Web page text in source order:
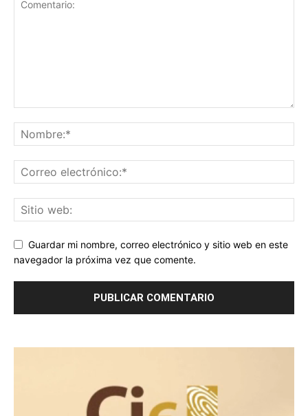
Guardar mi nombre, correo electrónico y sitio web en este
navegador la próxima vez que comente.